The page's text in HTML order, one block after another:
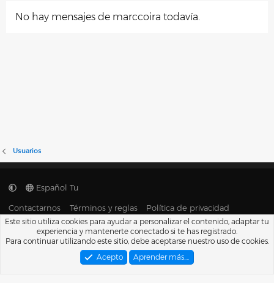
No hay mensajes de marccoira todavía.
Usuarios
Español Tu
Contactarnos Términos y reglas
Política de privacidad
Ayuda
Portal
R
S
S
Community platform by XenForo® © 2010-2026 XenForo Ltd.
XenFacil.com. © 2010-2019
Este sitio utiliza cookies para ayudar a personalizar el contenido, adaptar tu
experiencia y mantenerte conectado si te has registrado.
Para continuar utilizando este sitio, debe aceptarse nuestro uso de cookies.
Acepto
Aprender más.…